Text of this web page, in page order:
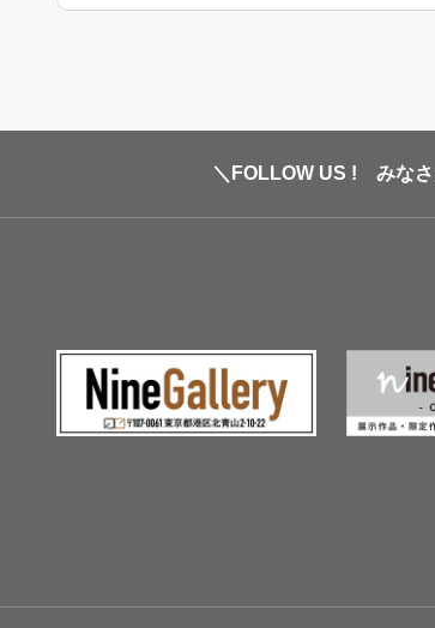
＼FOLLOW US ! みなさ